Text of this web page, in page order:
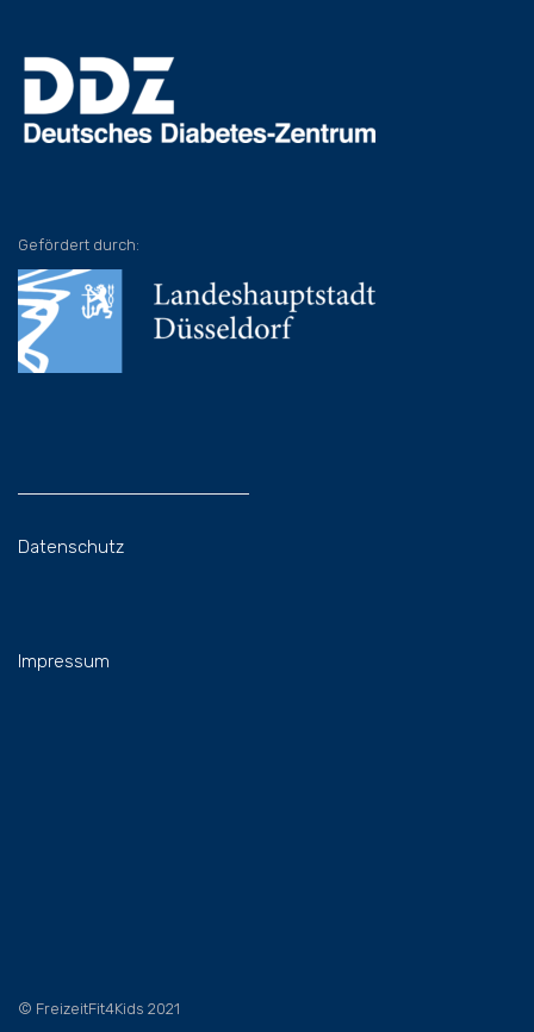
Gefördert durch:
Datenschutz
Impressum
© FreizeitFit4Kids 2021